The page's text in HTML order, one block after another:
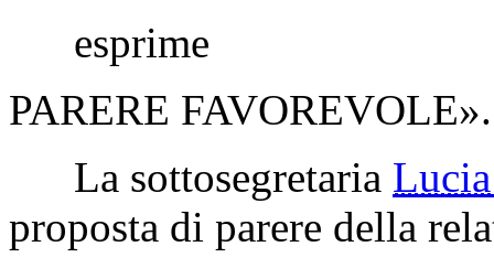
esprime
PARERE FAVOREVOLE».
La sottosegretaria
proposta di parere della